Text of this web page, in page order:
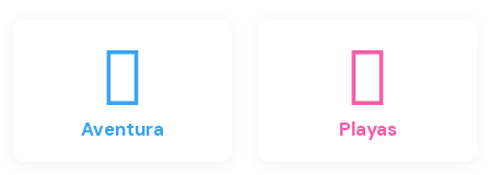
Aventura Playas